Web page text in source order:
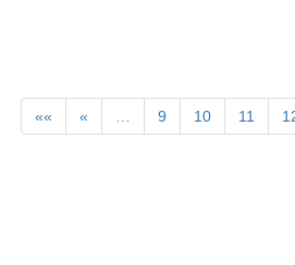
«« « … 9 10 11